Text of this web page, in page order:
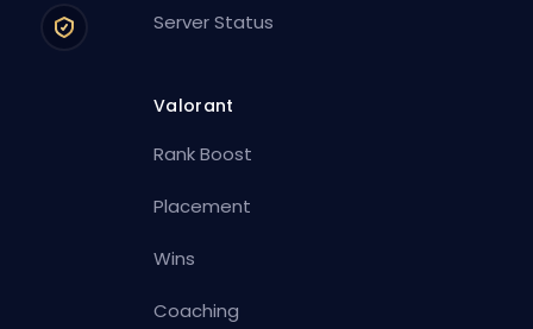
Server Status
Valorant
Rank Boost
Placement
Wins
Coaching